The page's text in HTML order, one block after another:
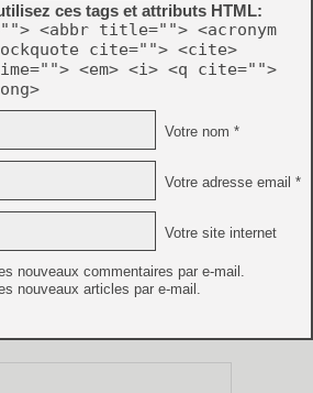
ces tags et attributs HTML:
<abbr title=""> <acronym
cite=""> <cite>
<em> <i> <q cite="">
Votre nom *
Votre adresse email *
Votre site internet
nouveaux commentaires par e-mail.
nouveaux articles par e-mail.